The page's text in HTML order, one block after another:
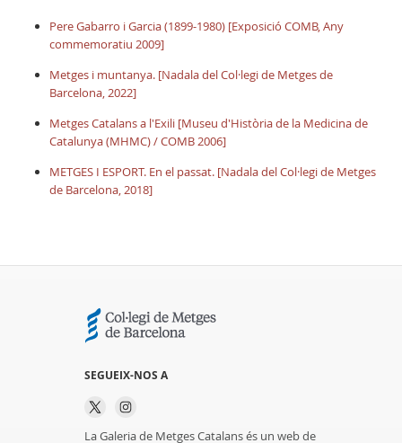
Pere Gabarro i Garcia (1899-1980) [Exposició COMB, Any
commemoratiu 2009]
Metges i muntanya. [Nadala del Col·legi de Metges de
Barcelona, 2022]
Metges Catalans a l'Exili [Museu d'Història de la Medicina de
Catalunya (MHMC) / COMB 2006]
METGES I ESPORT. En el passat. [Nadala del Col·legi de Metges
de Barcelona, 2018]
SEGUEIX-NOS A
La Galeria de Metges Catalans és un web de